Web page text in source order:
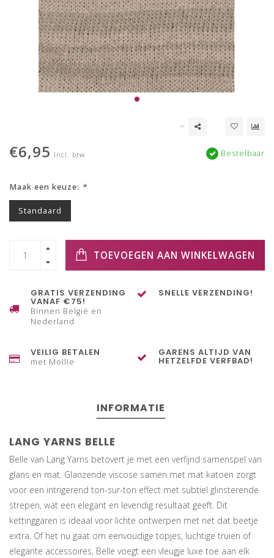
€6,95 Incl. btw Bestelbaar
Maak een keuze: *
Standaard
TOEVOEGEN AAN WINKELWAGEN
GRATIS VERZENDING
VANAF €75!
Binnen België en
Nederland
SNELLE VERZENDING!
VEILIG BETALEN
met Mollie
GARENS ALTIJD VAN
HETZELFDE VERFBAD!
INFORMATIE
LANG YARNS BELLE
Belle van Lang Yarns betovert je met een verfijnd samenspel van
glans en mat. Glanzende viscose samen met mat katoen zorgt
voor een intrigerend ton-sur-ton effect met subtiel glinsterende
strepen, wat een elegant en levendig resultaat geeft. Dit
kettinggaren is ideaal voor lichte ontwerpen met net dat beetje
extra. Of het nu gaat om eenvoudige topjes, luchtige truien of
elegante accessoires, Belle voegt een vleugje luxe toe aan elk